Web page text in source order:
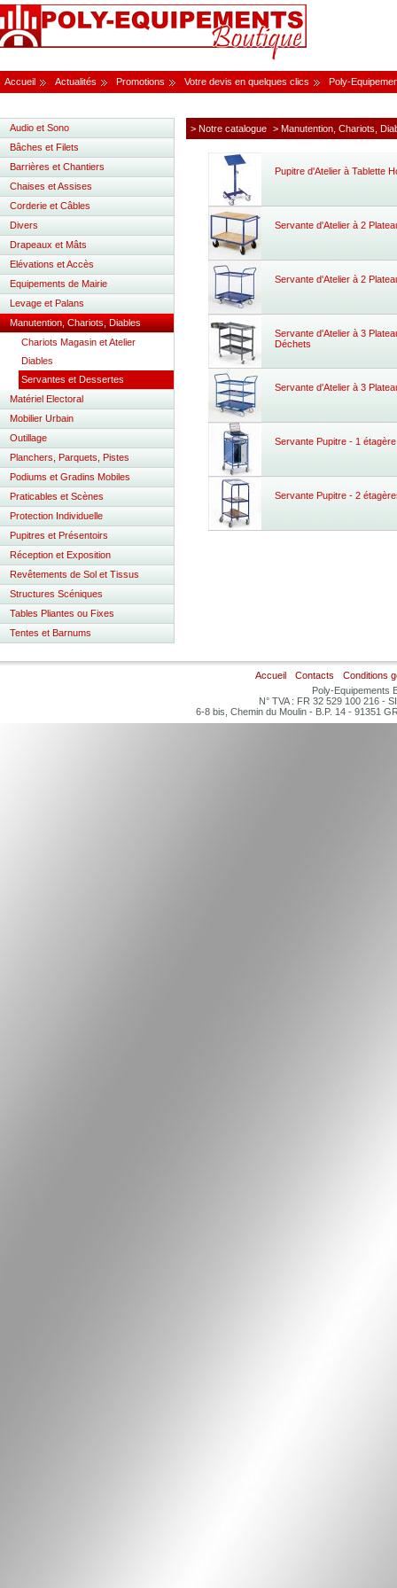
Accueil Actualités Promotions Votre devis en quelques clics Poly-
> Notre catalogue > Manutention, Chariots,
Pupitre d'Atelier à Tablette
Servante d'Atelier à 2
Servante d'Atelier à 2
Servante d'Atelier à 3
Déchets
Servante d'Atelier à 3
Servante Pupitre - 1
Servante Pupitre - 2
Audio et Sono
Bâches et Filets
Barrières et Chantiers
Chaises et Assises
Corderie et Câbles
Divers
Drapeaux et Mâts
Elévations et Accès
Equipements de Mairie
Levage et Palans
Manutention, Chariots, Diables
Chariots Magasin et Atelier
Diables
Servantes et Dessertes
Matériel Electoral
Mobilier Urbain
Outillage
Planchers, Parquets, Pistes
Podiums et Gradins Mobiles
Praticables et Scènes
Protection Individuelle
Pupitres et Présentoirs
Réception et Exposition
Revêtements de Sol et Tissus
Structures Scéniques
Tables Pliantes ou Fixes
Tentes et Barnums
Accueil Contacts
Conditions
Poly-Equipements
N° TVA : FR 32 529 100 216 -
6-8 bis, Chemin du Moulin - B.P. 14 - 91351